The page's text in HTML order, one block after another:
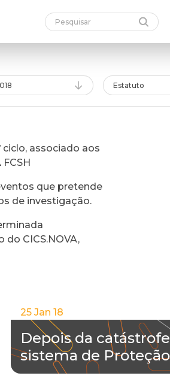
Estatuto
ciclo, associado aos
que pretende
de investigação.
CICS.NOVA,
25 Jan 18
Depois da
sistema de